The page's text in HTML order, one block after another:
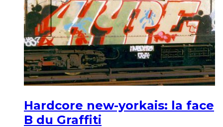
Hardcore new-yorkais: la face
B du Graffiti